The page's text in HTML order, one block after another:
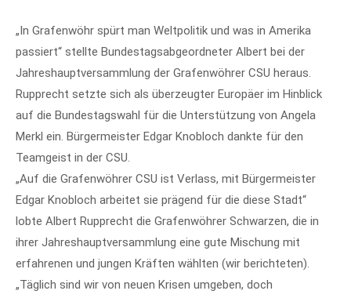
„In Grafenwöhr spürt man Weltpolitik und was in Amerika
passiert“ stellte Bundestagsabgeordneter Albert bei der
Jahreshauptversammlung der Grafenwöhrer CSU heraus.
Rupprecht setzte sich als überzeugter Europäer im Hinblick
auf die Bundestagswahl für die Unterstützung von Angela
Merkl ein. Bürgermeister Edgar Knobloch dankte für den
Teamgeist in der CSU.
„Auf die Grafenwöhrer CSU ist Verlass, mit Bürgermeister
Edgar Knobloch arbeitet sie prägend für die diese Stadt“
lobte Albert Rupprecht die Grafenwöhrer Schwarzen, die in
ihrer Jahreshauptversammlung eine gute Mischung mit
erfahrenen und jungen Kräften wählten (wir berichteten).
„Täglich sind wir von neuen Krisen umgeben, doch